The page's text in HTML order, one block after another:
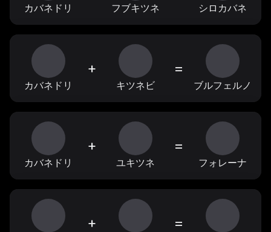
カバネドリ フブキツネ シロカバネ
カバネドリ
+
キツネビ
=
ブルフェルノ
カバネドリ
+
ユキツネ
=
フォレーナ
+ =